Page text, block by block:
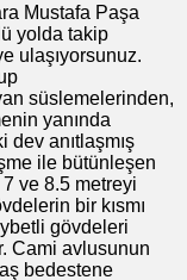
Mustafa Paşa
yolda takip
ulaşıyorsunuz.
süslemelerinden,
yanında
dev anıtlaşmış
ile bütünleşen
ve 8.5 metreyi
bir kısmı
gövdeleri
Cami avlusunun
bedestene